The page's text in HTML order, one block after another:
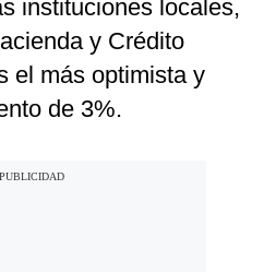
instituciones locales,
y Crédito
el más optimista y
de 3%.